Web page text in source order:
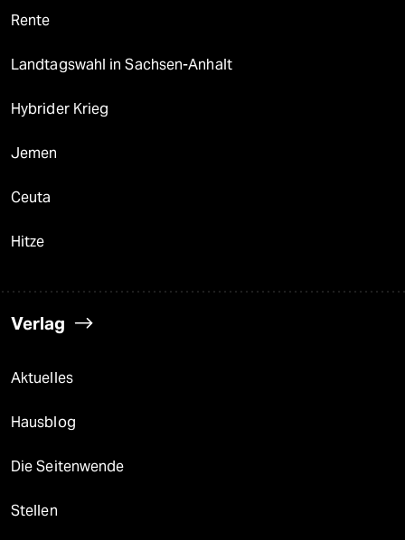
Rente
Landtagswahl in Sachsen-Anhalt
Hybrider Krieg
Jemen
Ceuta
Hitze
Verlag
Aktuelles
Hausblog
Die Seitenwende
Stellen